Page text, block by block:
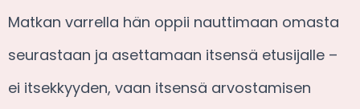
Matkan varrella hän oppii nauttimaan omasta
seurastaan ja asettamaan itsensä etusijalle –
ei itsekkyyden, vaan itsensä arvostamisen